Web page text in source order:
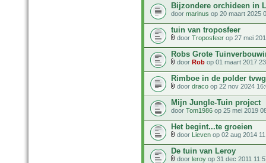
Bijzondere orchideen in
door marinus op 20 maart 2025
tuin van troposfeer
door Troposfeer op 27 mei
Robs Grote
door Rob op 01 maart 2017
Rimboe in de polder tvwg
door draco op 22 nov 2024
Mijn Jungle-Tuin project
door Tom1986 op 25 mei 2019
Het begint...te groeien
door Lieven op 02 aug 2014
De tuin van Leroy
door leroy op 31 dec 2011